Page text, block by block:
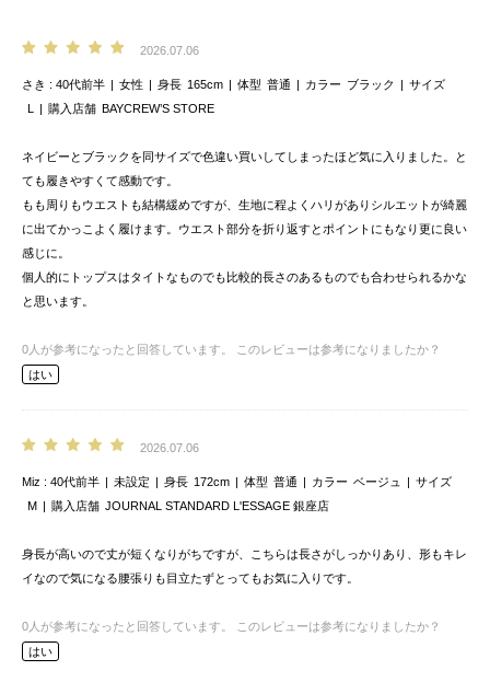
2026.07.06
さき 40代前半 女性 身長 165cm 体型 普通 カラー ブラック
サイズ
L
購入店舗 BAYCREW’S STORE
ネイビーとブラックを同サイズで色違い買いしてしまったほど気に入りました。と
ても履きやすくて感動です。
もも周りもウエストも結構緩めですが、生地に程よくハリがありシルエットが綺麗
に出てかっこよく履けます。ウエスト部分を折り返すとポイントにもなり更に良い
感じに。
個人的にトップスはタイトなものでも比較的長さのあるものでも合わせられるかな
と思います。
0 人が参考になったと回答しています。
このレビューは参考になりましたか？
はい
2026.07.06
Miz 40代前半 未設定 身長 172cm 体型 普通 カラー ベージュ
サイズ
M
購入店舗 JOURNAL STANDARD L'ESSAGE 銀座店
身長が高いので丈が短くなりがちですが、こちらは長さがしっかりあり、形もキレ
イなので気になる腰張りも目立たずとってもお気に入りです。
0 人が参考になったと回答しています。
このレビューは参考になりましたか？
はい